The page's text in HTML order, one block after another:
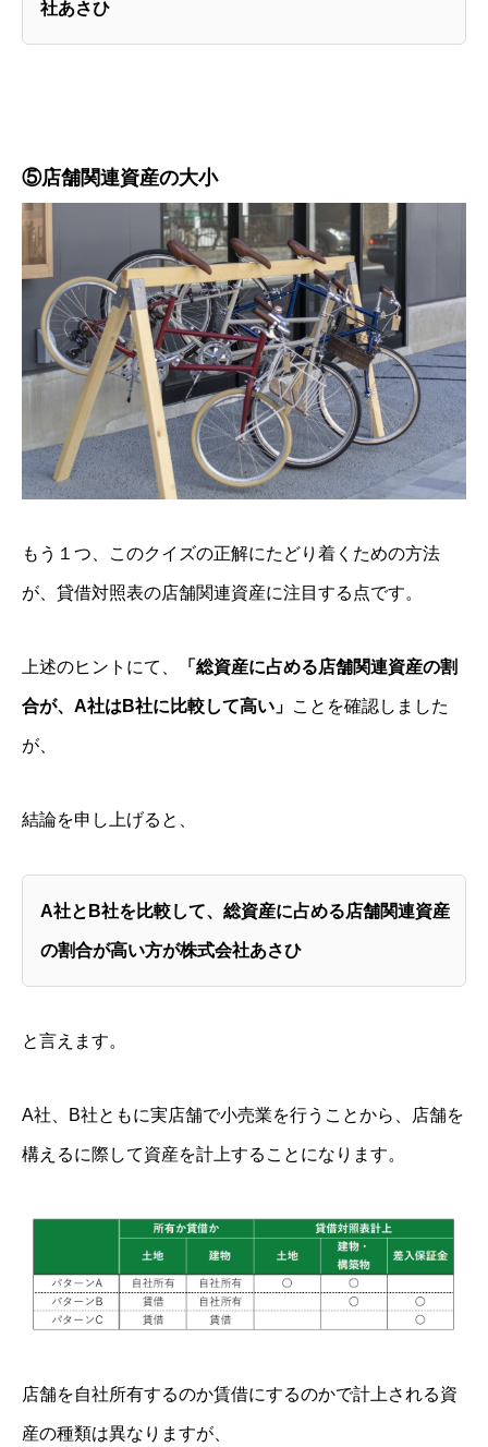
社あさひ
⑤店舗関連資産の大小
もう１つ、このクイズの正解にたどり着くための方法
が、貸借対照表の店舗関連資産に注目する点です。
上述のヒントにて、 「総資産に占める店舗関連資産の割
合が、A社はB社に比較して高い」 ことを確認しました
が、
結論を申し上げると、
A社とB社を比較して、総資産に占める店舗関連資産
の割合が高い方が株式会社あさひ
と言えます。
A社、B社ともに実店舗で小売業を行うことから、店舗を
構えるに際して資産を計上することになります。
店舗を自社所有するのか賃借にするのかで計上される資
産の種類は異なりますが、